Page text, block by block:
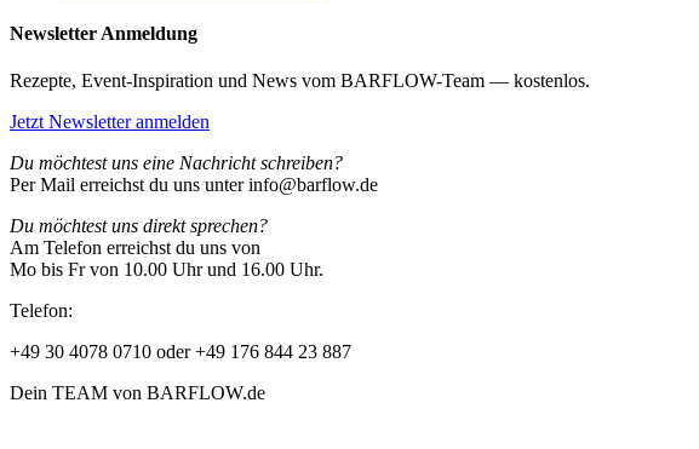
Newsletter Anmeldung
Rezepte, Event-Inspiration und News vom BARFLOW-Team — kostenlos.
Jetzt Newsletter anmelden
Du möchtest uns eine Nachricht schreiben?
Per Mail erreichst du uns unter info@barflow.de
Du möchtest uns direkt sprechen?
Am Telefon erreichst du uns von
Mo bis Fr von 10.00 Uhr und 16.00 Uhr.
Telefon:
+49 30 4078 0710 oder +49 176 844 23 887
Dein TEAM von BARFLOW.de